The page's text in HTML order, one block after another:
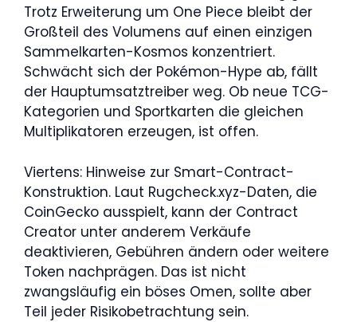
Trotz Erweiterung um One Piece bleibt der
Großteil des Volumens auf einen einzigen
Sammelkarten-Kosmos konzentriert.
Schwächt sich der Pokémon-Hype ab, fällt
der Hauptumsatztreiber weg. Ob neue TCG-
Kategorien und Sportkarten die gleichen
Multiplikatoren erzeugen, ist offen.
Viertens: Hinweise zur Smart-Contract-
Konstruktion. Laut Rugcheck.xyz-Daten, die
CoinGecko ausspielt, kann der Contract
Creator unter anderem Verkäufe
deaktivieren, Gebühren ändern oder weitere
Token nachprägen. Das ist nicht
zwangsläufig ein böses Omen, sollte aber
Teil jeder Risikobetrachtung sein.